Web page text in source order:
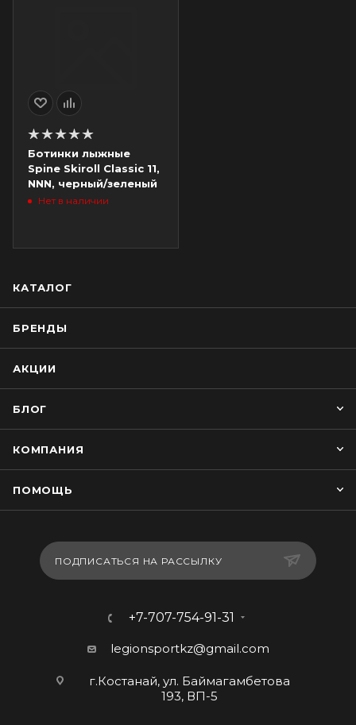
Ботинки лыжные
Spine Skiroll Classic 11,
NNN, черный/зеленый
Нет в наличии
КАТАЛОГ
БРЕНДЫ
АКЦИИ
БЛОГ
КОМПАНИЯ
ПОМОЩЬ
ПОДПИСАТЬСЯ НА РАССЫЛКУ
+7-707-754-91-31
legionsportkz@gmail.com
г.Костанай, ул. Баймагамбетова
193, ВП-5